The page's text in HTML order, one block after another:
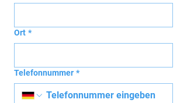
Ort *
Telefonnummer *